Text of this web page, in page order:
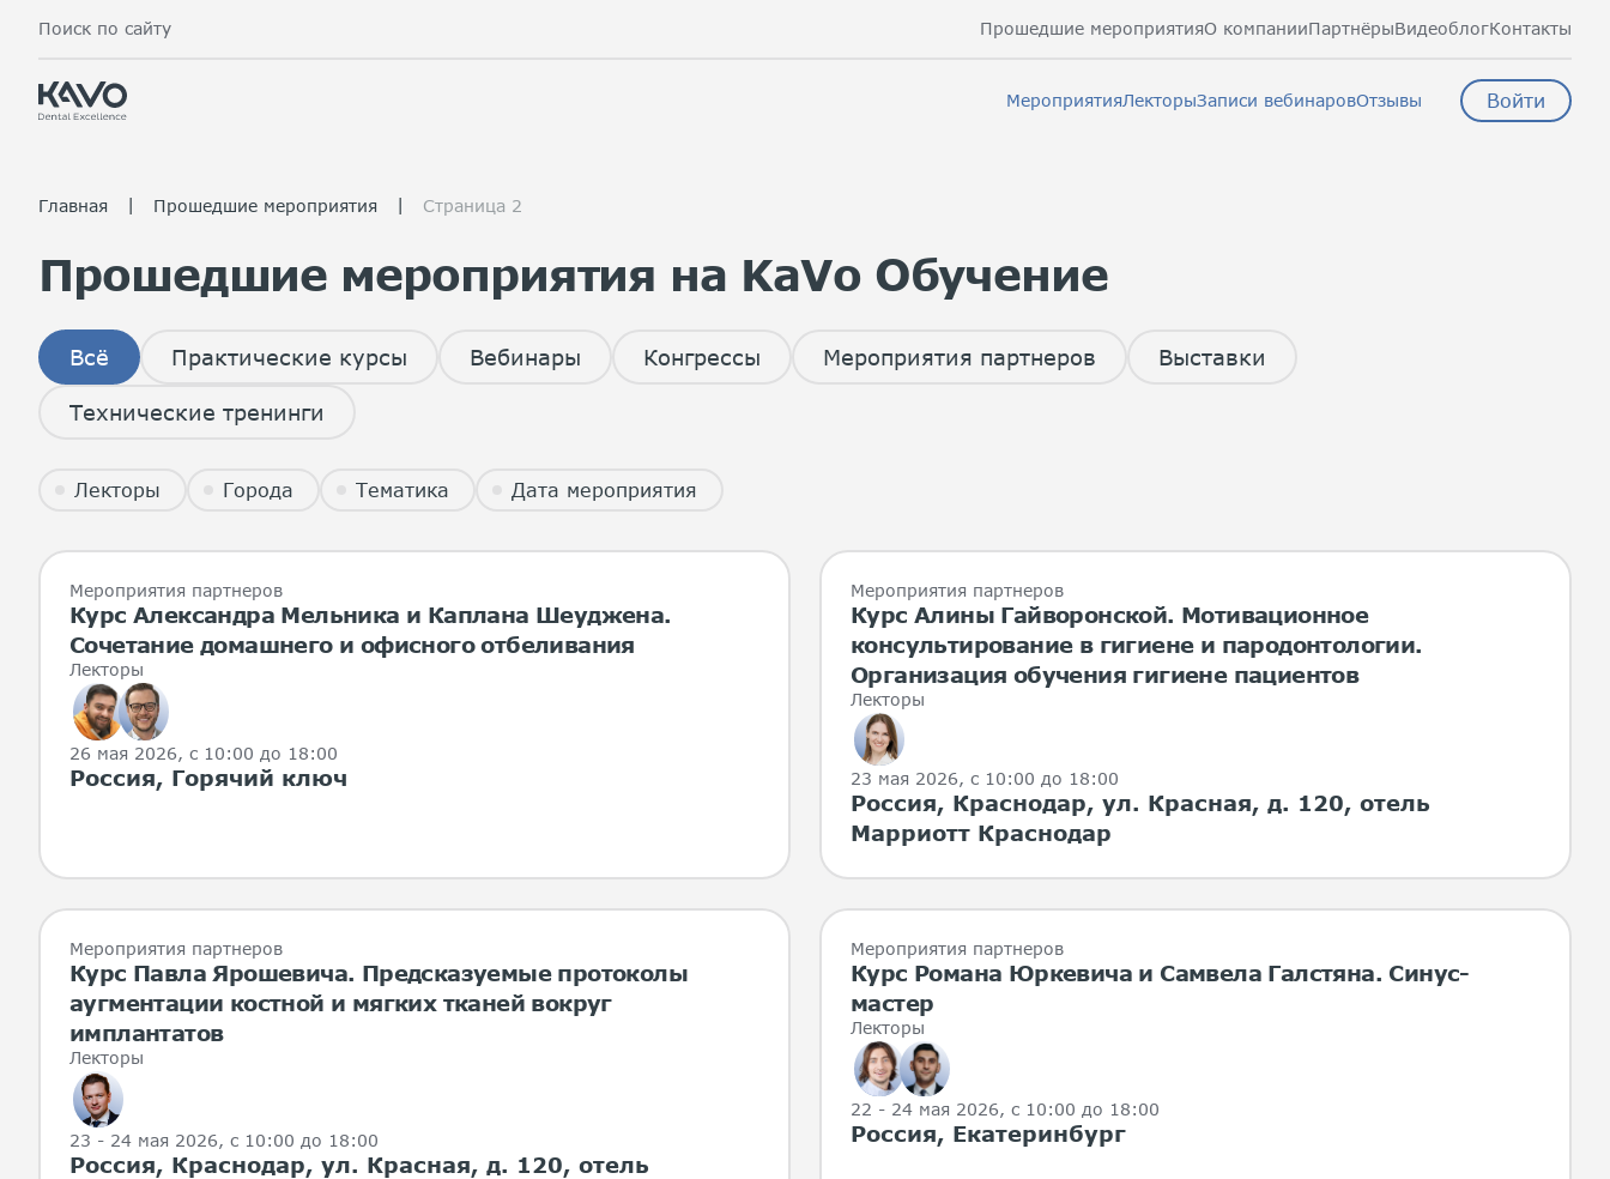
Поиск по сайту Прошедшие мероприятияО компанииПартнёрыВидеоблогКонтакты
МероприятияЛекторыЗаписи вебинаровОтзывы Войти
Главная | Прошедшие мероприятия | Страница 2
Прошедшие мероприятия на KaVo Обучение
Всё Практические курсы Вебинары Конгрессы Мероприятия партнеров Выставки
Технические тренинги
Лекторы Города Тематика Дата мероприятия
Мероприятия партнеров
Курс Александра Мельника и Каплана Шеуджена.
Сочетание домашнего и офисного отбеливания
Лекторы
26 мая 2026, с 10:00 до 18:00
Россия, Горячий ключ
Мероприятия партнеров
Курс Алины Гайворонской. Мотивационное
консультирование в гигиене и пародонтологии.
Организация обучения гигиене пациентов
Лекторы
23 мая 2026, с 10:00 до 18:00
Россия, Краснодар, ул. Красная, д. 120, отель
Марриотт Краснодар
Мероприятия партнеров
Курс Павла Ярошевича. Предсказуемые протоколы
аугментации костной и мягких тканей вокруг
имплантатов
Лекторы
23 - 24 мая 2026, с 10:00 до 18:00
Россия, Краснодар, ул. Красная, д. 120, отель
Мероприятия партнеров
Курс Романа Юркевича и Самвела Галстяна. Синус-
мастер
Лекторы
22 - 24 мая 2026, с 10:00 до 18:00
Россия, Екатеринбург